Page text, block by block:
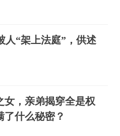
人“架上法庭”，供述
女，亲弟揭穿全是权
什么秘密？